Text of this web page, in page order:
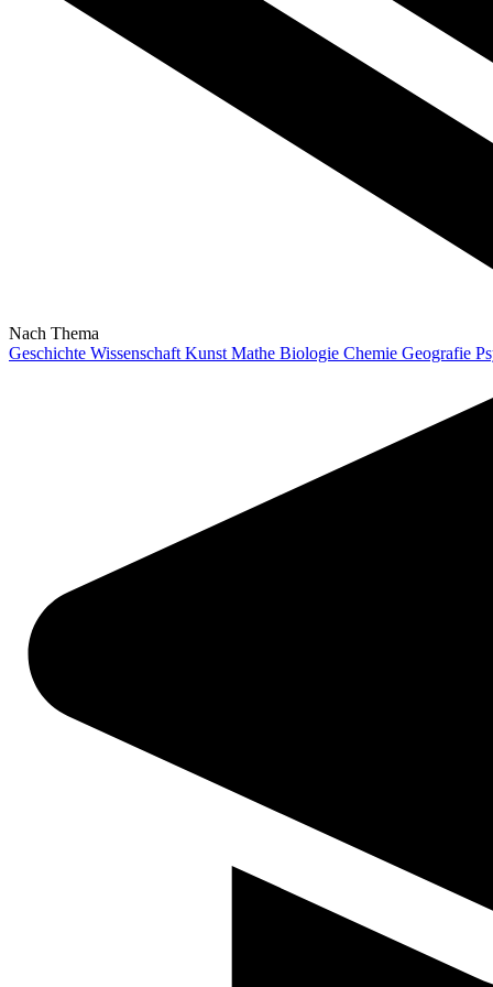
Nach Thema
Geschichte Wissenschaft Kunst Mathe Biologie Chemie Geografie